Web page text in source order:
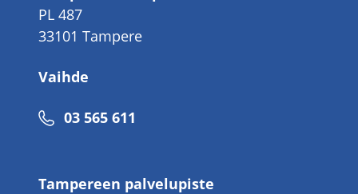
PL 487
33101 Tampere
Vaihde
Puhelinnumero
03 565 611
Tampereen palvelupiste